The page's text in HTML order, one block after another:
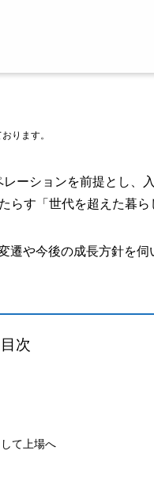
ります。
ーションを前提とし、
す「世代を超えた暮ら
や今後の成長方針を伺
目次
て上場へ